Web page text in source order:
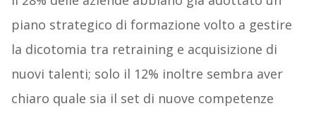
piano strategico di formazione volto a gestire
la dicotomia tra retraining e acquisizione di
nuovi talenti; solo il 12% inoltre sembra aver
chiaro quale sia il set di nuove competenze